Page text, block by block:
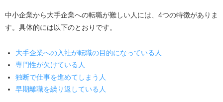
中小企業から大手企業への転職が難しい人には、4つの特徴がありま
す。具体的には以下のとおりです。
大手企業への入社が転職の目的になっている人
専門性が欠けている人
独断で仕事を進めてしまう人
早期離職を繰り返している人